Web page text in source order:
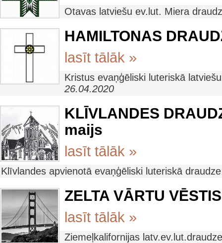
Otavas latviešu ev.lut. Miera
HAMILTONAS
lasīt tālāk »
Kristus evaņģēliski luteriskā
26.04.2020
KLĪVLANDES
maijs
lasīt tālāk »
Klīvlandes apvienotā evaņģēliski luteriskā
ZELTA VĀRTU
lasīt tālāk »
Ziemeļkalifornijas